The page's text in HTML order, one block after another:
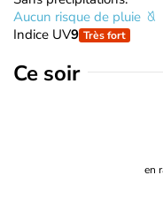
Aucun risque de pluie
Indice UV9 Très fort
Ce soir
en